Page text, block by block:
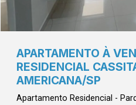
APARTAMENTO À
RESIDENCIAL
AMERICANA/SP
Apartamento Residencial -